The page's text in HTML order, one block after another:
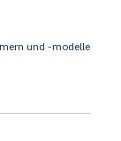
und -modelle